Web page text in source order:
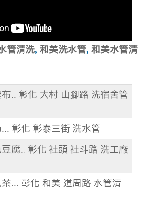
管清洗, 和美洗水管, 和美水管清
.. 彰化 大村 山腳路 洗宿舍管
彰化 彰泰三街 洗水管
腐.. 彰化 社頭 社斗路 洗工廠
... 彰化 和美 道周路 水管清